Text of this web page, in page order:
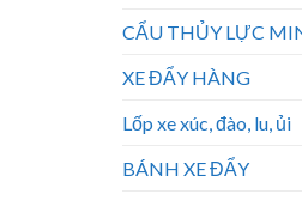
CẨU THỦY LỰC
XE ĐẨY HÀNG
Lốp xe xúc, đào, lu, ủi
BÁNH XE ĐẨY